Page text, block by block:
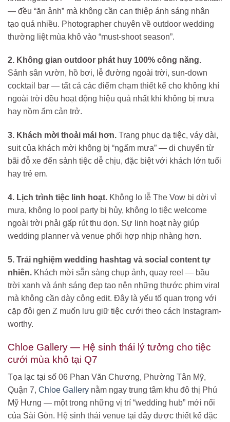
— đều “ăn ảnh” mà không cần can thiệp ánh sáng nhân
tạo quá nhiều. Photographer chuyên về outdoor wedding
thường liệt mùa khô vào “must-shoot season”.
2. Không gian outdoor phát huy 100% công năng.
Sảnh sân vườn, hồ bơi, lễ đường ngoài trời, sun-down
cocktail bar — tất cả các điểm chạm thiết kế cho không khí
ngoài trời đều hoạt động hiệu quả nhất khi không bị mưa
hay nồm ẩm cản trở.
3. Khách mời thoải mái hơn. Trang phục dạ tiệc, váy dài,
suit của khách mời không bị “ngấm mưa” — di chuyển từ
bãi đỗ xe đến sảnh tiệc dễ chịu, đặc biệt với khách lớn tuổi
hay trẻ em.
4. Lịch trình tiệc linh hoạt. Không lo lễ The Vow bị dời vì
mưa, không lo pool party bị hủy, không lo tiệc welcome
ngoài trời phải gấp rút thu dọn. Sự linh hoạt này giúp
wedding planner và venue phối hợp nhịp nhàng hơn.
5. Trải nghiệm wedding hashtag và social content tự
nhiên. Khách mời sẵn sàng chụp ảnh, quay reel — bầu
trời xanh và ánh sáng đẹp tạo nên những thước phim viral
mà không cần dày công edit. Đây là yếu tố quan trọng với
cặp đôi gen Z muốn lưu giữ tiệc cưới theo cách Instagram-
worthy.
Chloe Gallery — Hệ sinh thái lý tưởng cho tiệc
cưới mùa khô tại Q7
Tọa lạc tại số 06 Phan Văn Chương, Phường Tân Mỹ,
Quận 7, Chloe Gallery nằm ngay trung tâm khu đô thị Phú
Mỹ Hưng — một trong những vị trí “wedding hub” mới nổi
của Sài Gòn. Hệ sinh thái venue tại đây được thiết kế đặc